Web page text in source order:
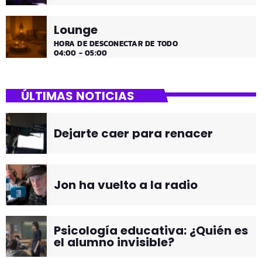
Lounge
HORA DE DESCONECTAR DE TODO
04:00 - 05:00
ÚLTIMAS NOTICIAS
Dejarte caer para renacer
Jon ha vuelto a la radio
Psicología educativa: ¿Quién es
el alumno invisible?